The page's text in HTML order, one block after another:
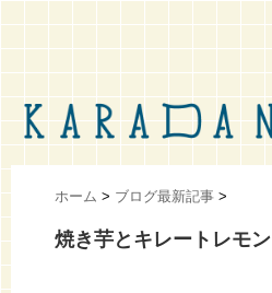
ホーム > ブログ最新記事 >
焼き芋とキレートレモン